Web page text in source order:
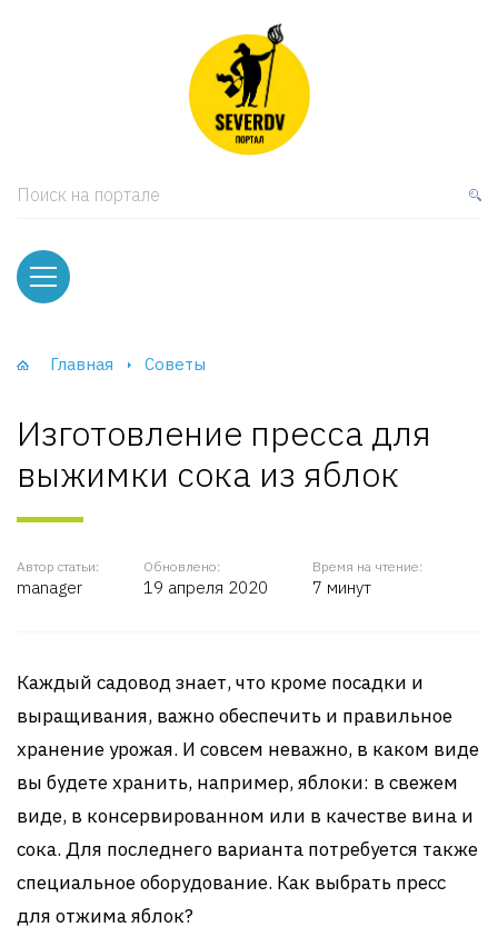
Поиск на портале
Главная Советы
Изготовление пресса для
выжимки сока из яблок
Автор статьи:
manager
Обновлено:
19 апреля 2020
Время на чтение:
7 минут
Каждый садовод знает, что кроме посадки и
выращивания, важно обеспечить и правильное
хранение урожая. И совсем неважно, в каком виде
вы будете хранить, например, яблоки: в свежем
виде, в консервированном или в качестве вина и
сока. Для последнего варианта потребуется также
специальное оборудование. Как выбрать пресс
для отжима яблок?
и тумбы